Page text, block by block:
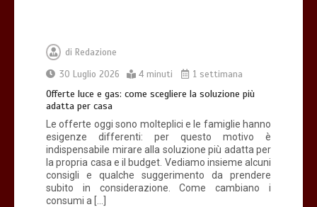
Offerte luce e gas: come scegliere la
soluzione più adatta per casa
di Redazione
30 Luglio 2026
4 minuti 1 settimana
Offerte luce e gas: come scegliere la soluzione più
adatta per casa
Le offerte oggi sono molteplici e le famiglie hanno
esigenze differenti: per questo motivo è
indispensabile mirare alla soluzione più adatta per
la propria casa e il budget. Vediamo insieme alcuni
consigli e qualche suggerimento da prendere
subito in considerazione. Come cambiano i
consumi a […]